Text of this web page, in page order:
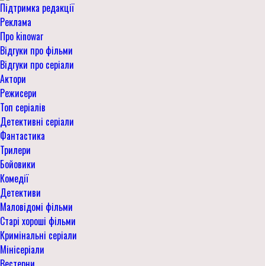
Підтримка редакції
Реклама
Про kinowar
Відгуки про фільми
Відгуки про серіали
Актори
Режисери
Топ серіалів
Детективні серіали
Фантастика
Трилери
Бойовики
Комедії
Детективи
Маловідомі фільми
Старі хороші фільми
Кримінальні серіали
Мінісеріали